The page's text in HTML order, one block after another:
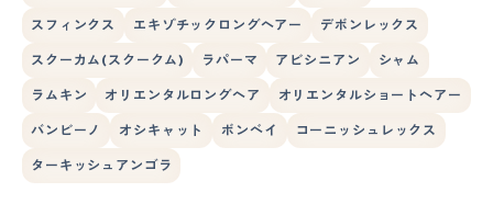
スフィンクス エキゾチックロングヘアー デボンレックス
スクーカム(スクークム) ラパーマ アビシニアン シャム
ラムキン オリエンタルロングヘア オリエンタルショートヘアー
バンビーノ オシキャット ボンベイ コーニッシュレックス
ターキッシュアンゴラ